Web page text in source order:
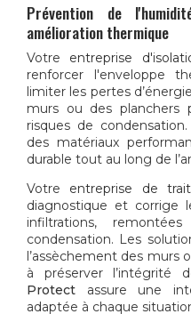
Prévention de
amélioration thermique
Votre entreprise
renforcer l'enveloppe
limiter les pertes
murs ou des planchers
risques de condensation.
des matériaux
durable tout au long de
Votre entreprise de
diagnostique et corrige
infiltrations,
condensation. Les
l’assèchement des murs
à préserver l’intégrité
Protect assure une
adaptée à chaque